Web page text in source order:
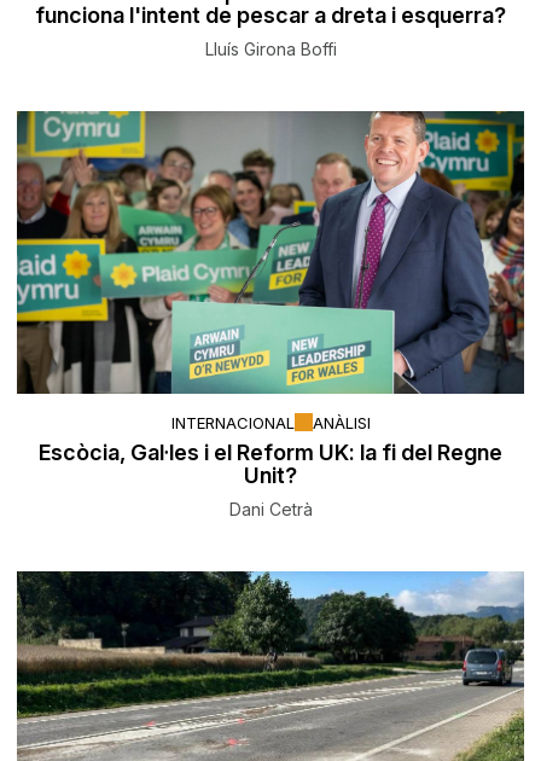
funciona l'intent de pescar a dreta i esquerra?
Lluís Girona Boffi
INTERNACIONAL ANÀLISI
Escòcia, Gal·les i el Reform UK: la fi del Regne
Unit?
Dani Cetrà